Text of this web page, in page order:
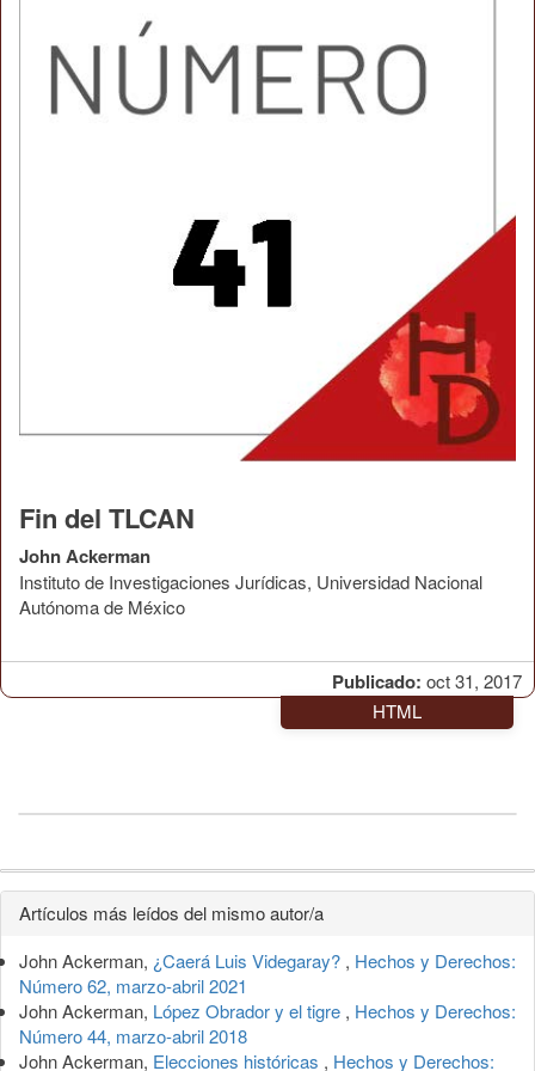
Publicado: oct 31, 2017
Fin del TLCAN
John Ackerman
Instituto de Investigaciones Jurídicas, Universidad Nacional
Autónoma de México
HTML
Detalles
del
artículo
Artículos más leídos del mismo autor/a
John Ackerman, ¿Caerá Luis Videgaray? , Hechos y Derechos:
Número 62, marzo-abril 2021
John Ackerman, López Obrador y el tigre , Hechos y Derechos:
Número 44, marzo-abril 2018
John Ackerman, Elecciones históricas , Hechos y Derechos: